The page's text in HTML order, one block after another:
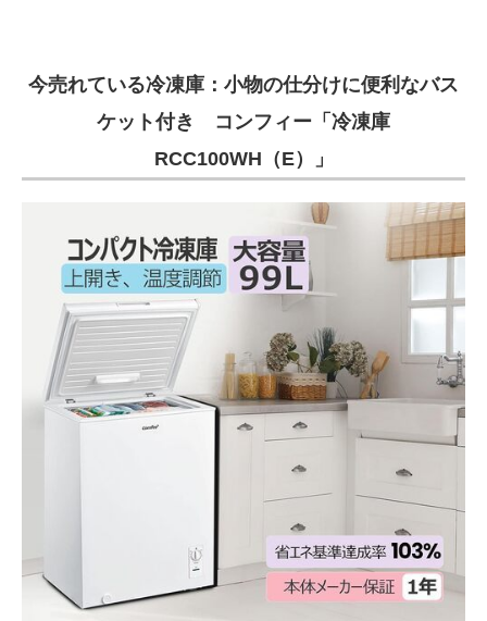
今売れている冷凍庫：小物の仕分けに便利なバス
ケット付き コンフィー「冷凍庫
RCC100WH（E）」